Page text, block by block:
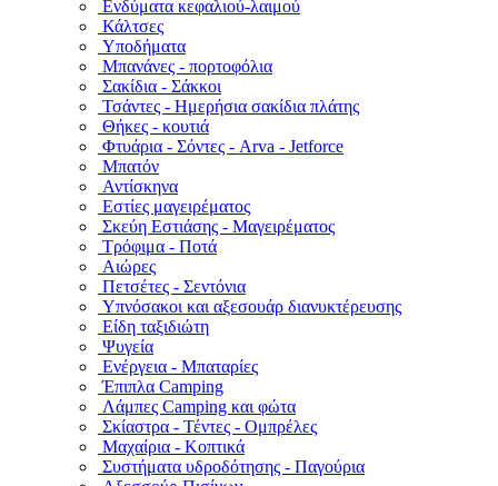
Ενδύματα κεφαλιού-λαιμού
Κάλτσες
Υποδήματα
Μπανάνες - πορτοφόλια
Σακίδια - Σάκκοι
Τσάντες - Ημερήσια σακίδια πλάτης
Θήκες - κουτιά
Φτυάρια - Σόντες - Arva - Jetforce
Μπατόν
Αντίσκηνα
Εστίες μαγειρέματος
Σκεύη Εστιάσης - Μαγειρέματος
Τρόφιμα - Ποτά
Αιώρες
Πετσέτες - Σεντόνια
Υπνόσακοι και αξεσουάρ διανυκτέρευσης
Είδη ταξιδιώτη
Ψυγεία
Ενέργεια - Μπαταρίες
Έπιπλα Camping
Λάμπες Camping και φώτα
Σκίαστρα - Τέντες - Ομπρέλες
Μαχαίρια - Κοπτικά
Συστήματα υδροδότησης - Παγούρια